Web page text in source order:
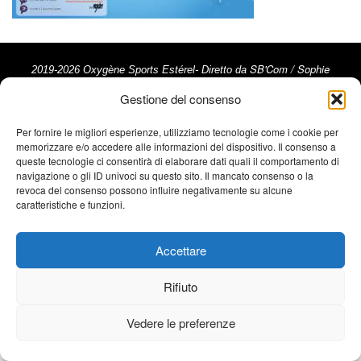
Gestione del consenso
Per fornire le migliori esperienze, utilizziamo tecnologie come i cookie per
memorizzare e/o accedere alle informazioni del dispositivo. Il consenso a
queste tecnologie ci consentirà di elaborare dati quali il comportamento di
navigazione o gli ID univoci su questo sito. Il mancato consenso o la
revoca del consenso possono influire negativamente su alcune
caratteristiche e funzioni.
Accettare
Rifiuto
Vedere le preferenze
2019-2026 Oxygène Sports Estérel- Diretto da SB'Com / Sophie
©Franck Cluzel, ©Rémy Vroonen, ©La Chaîne du Triathlon ©
Emma Comte ///Note Legali